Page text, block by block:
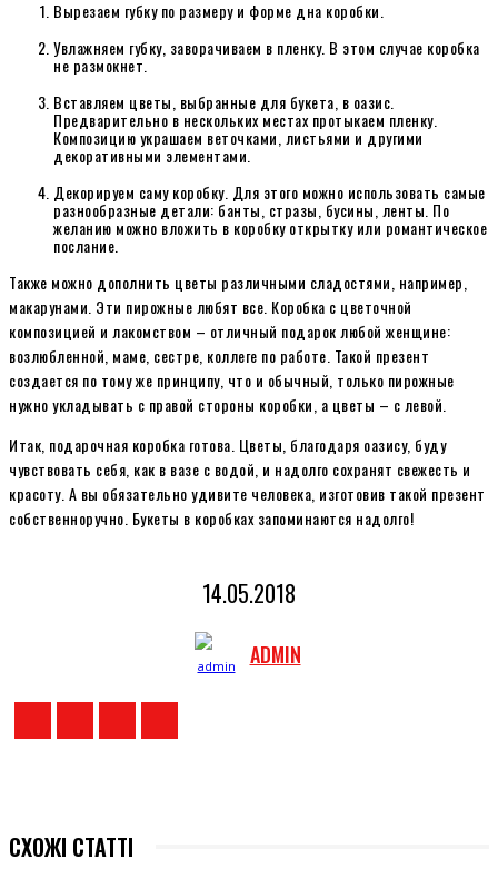
Вырезаем губку по размеру и форме дна коробки.
Увлажняем губку, заворачиваем в пленку. В этом случае коробка
не размокнет.
Вставляем цветы, выбранные для букета, в оазис.
Предварительно в нескольких местах протыкаем пленку.
Композицию украшаем веточками, листьями и другими
декоративными элементами.
Декорируем саму коробку. Для этого можно использовать самые
разнообразные детали: банты, стразы, бусины, ленты. По
желанию можно вложить в коробку открытку или романтическое
послание.
Также можно дополнить цветы различными сладостями, например,
макарунами. Эти пирожные любят все. Коробка с цветочной
композицией и лакомством – отличный подарок любой женщине:
возлюбленной, маме, сестре, коллеге по работе. Такой презент
создается по тому же принципу, что и обычный, только пирожные
нужно укладывать с правой стороны коробки, а цветы – с левой.
Итак, подарочная коробка готова. Цветы, благодаря оазису, буду
чувствовать себя, как в вазе с водой, и надолго сохранят свежесть и
красоту. А вы обязательно удивите человека, изготовив такой презент
собственноручно. Букеты в коробках запоминаются надолго!
14.05.2018
ADMIN
СХОЖІ СТАТТІ